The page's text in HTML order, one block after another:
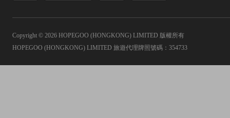
Copyright © 2026 HOPEGOO (HONGKONG) LIMITED 版權所有
HOPEGOO (HONGKONG) LIMITED 旅遊代理牌照號碼：354733